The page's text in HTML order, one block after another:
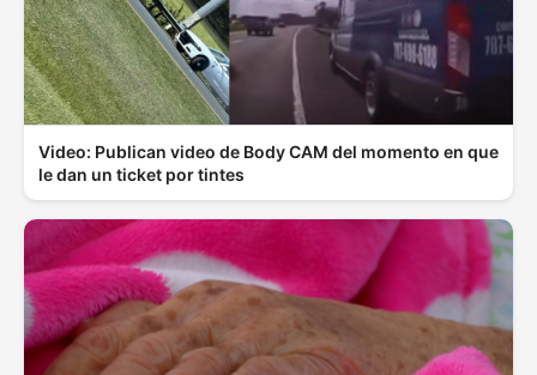
Video: Publican video de Body CAM del momento en que
le dan un ticket por tintes